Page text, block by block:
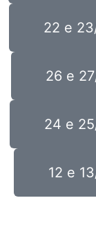
22 e
26 e
24 e
12 e